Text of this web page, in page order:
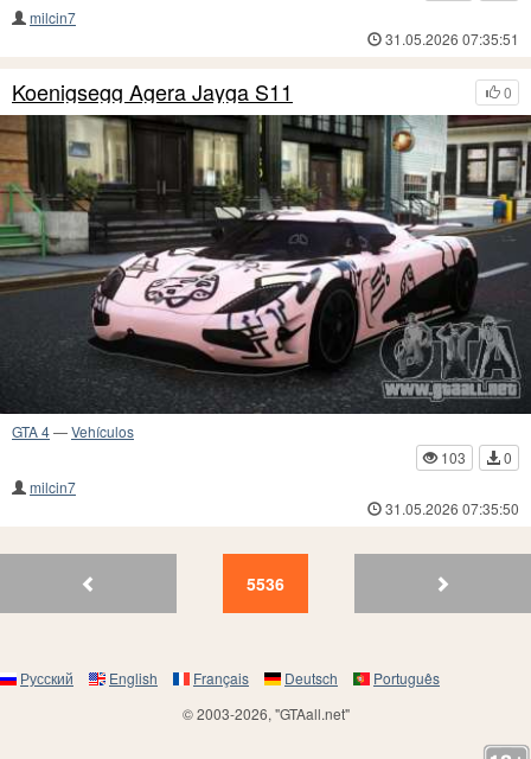
milcin7
31.05.2026 07:35:51
0
Koenigsegg Agera Jayga S11
GTA 4—Vehículos
103
0
milcin7
31.05.2026 07:35:50
5540 5539 5538 5536 5535 5534 5533 5532
5536
Русский English Français Deutsch
Português
© 2003-2026, "GTAall.net"